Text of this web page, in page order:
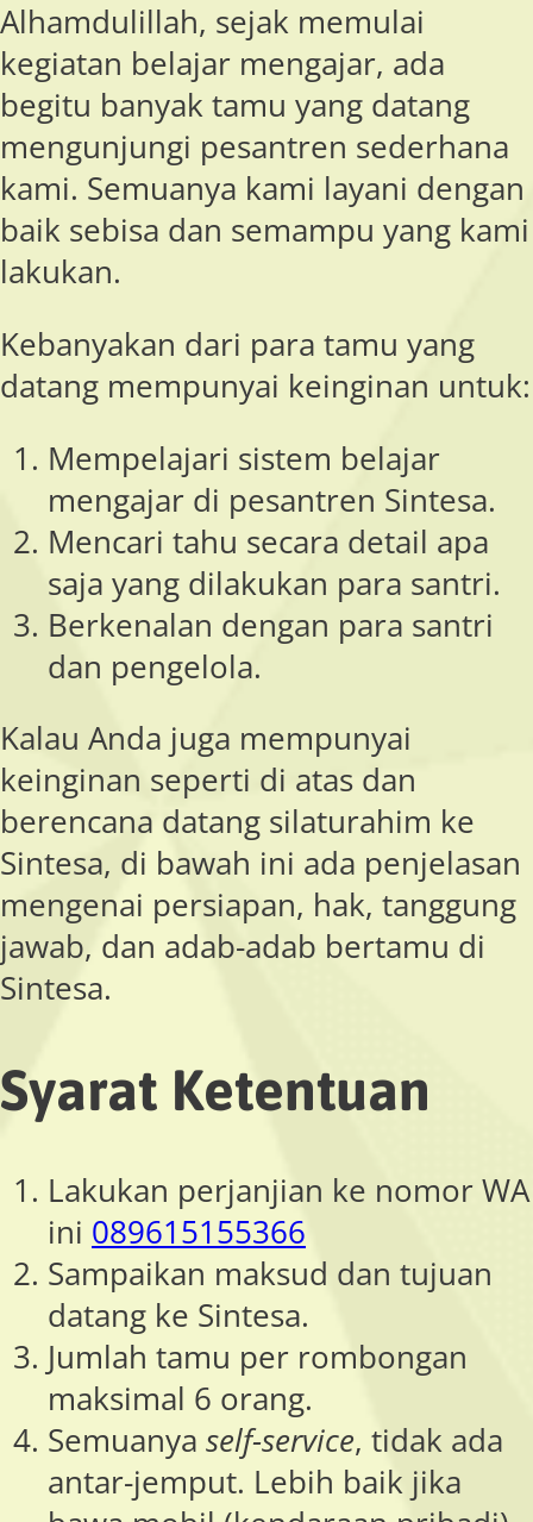
Alhamdulillah, sejak memulai
kegiatan belajar mengajar, ada
begitu banyak tamu yang datang
mengunjungi pesantren sederhana
kami. Semuanya kami layani dengan
baik sebisa dan semampu yang kami
lakukan.
Kebanyakan dari para tamu yang
datang mempunyai keinginan untuk:
Mempelajari sistem belajar
mengajar di pesantren Sintesa.
Mencari tahu secara detail apa
saja yang dilakukan para santri.
Berkenalan dengan para santri
dan pengelola.
Kalau Anda juga mempunyai
keinginan seperti di atas dan
berencana datang silaturahim ke
Sintesa, di bawah ini ada penjelasan
mengenai persiapan, hak, tanggung
jawab, dan adab-adab bertamu di
Sintesa.
Syarat Ketentuan
Lakukan perjanjian ke nomor WA
ini 089615155366
Sampaikan maksud dan tujuan
datang ke Sintesa.
Jumlah tamu per rombongan
maksimal 6 orang.
Semuanya self-service, tidak ada
antar-jemput. Lebih baik jika